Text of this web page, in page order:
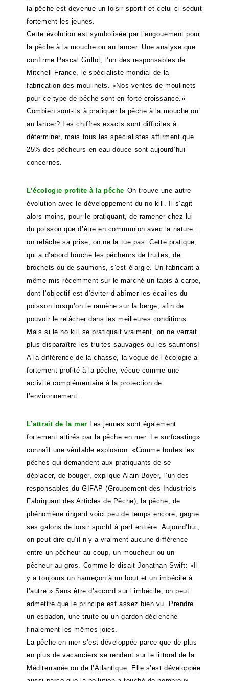
la pêche est devenue un loisir sportif et celui-ci séduit
fortement les jeunes.
Cette évolution est symbolisée par l’engouement pour
la pêche à la mouche ou au lancer. Une analyse que
confirme Pascal Grillot, l’un des responsables de
Mitchell-France, le spécialiste mondial de la
fabrication des moulinets. «Nos ventes de moulinets
pour ce type de pêche sont en forte croissance.»
Combien sont-ils à pratiquer la pêche à la mouche ou
au lancer? Les chiffres exacts sont difficiles à
déterminer, mais tous les spécialistes affirment que
25% des pêcheurs en eau douce sont aujourd’hui
concernés.
L’écologie profite à la pêche On trouve une autre
évolution avec le développement du no kill. Il s’agit
alors moins, pour le pratiquant, de ramener chez lui
du poisson que d’être en communion avec la nature :
on relâche sa prise, on ne la tue pas. Cette pratique,
qui a d’abord touché les pêcheurs de truites, de
brochets ou de saumons, s’est élargie. Un fabricant a
même mis récemment sur le marché un tapis à carpe,
dont l’objectif est d’éviter d’abîmer les écailles du
poisson lorsqu’on le ramène sur la berge, afin de
pouvoir le relâcher dans les meilleures conditions.
Mais si le no kill se pratiquait vraiment, on ne verrait
plus disparaître les truites sauvages ou les saumons!
A la différence de la chasse, la vogue de l’écologie a
fortement profité à la pêche, vécue comme une
activité complémentaire à la protection de
l’environnement.
L’attrait de la mer Les jeunes sont également
fortement attirés par la pêche en mer. Le surfcasting»
connaît une véritable explosion. «Comme toutes les
pêches qui demandent aux pratiquants de se
déplacer, de bouger, explique Alain Boyer, l’un des
responsables du GIFAP (Groupement des Industriels
Fabriquant des Articles de Pêche), la pêche, de
phénomène ringard voici peu de temps encore, gagne
ses galons de loisir sportif à part entière. Aujourd’hui,
on peut dire qu’il n’y a vraiment aucune différence
entre un pêcheur au coup, un moucheur ou un
pêcheur au gros. Comme le disait Jonathan Swift: «Il
y a toujours un hameçon à un bout et un imbécile à
l’autre.» Sans être d’accord sur l’imbécile, on peut
admettre que le principe est assez bien vu. Prendre
un espadon, une truite ou un gardon déclenche
finalement les mêmes joies.
La pêche en mer s’est développée parce que de plus
en plus de vacanciers se rendent sur le littoral de la
Méditerranée ou de l’Atlantique. Elle s’est développée